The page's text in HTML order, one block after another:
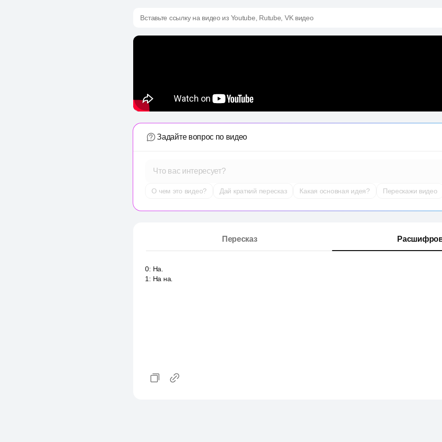
Вставьте ссылку на видео из Youtube, Rutube, VK видео
Задайте вопрос по видео
Что вас интересует?
О чем это видео? Дай краткий пересказ Какая основная идея? Перескажи видео
Пересказ
0: На.
1 : На на.